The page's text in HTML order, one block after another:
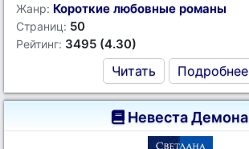
Жанр: Короткие любовные романы
Страниц: 50
Рейтинг: 3495 (4.30)
Читать Подробнее
Невеста Демона